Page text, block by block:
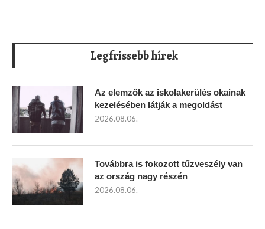
Legfrissebb hírek
Az elemzők az iskolakerülés okainak
kezelésében látják a megoldást
2026.08.06.
Továbbra is fokozott tűzveszély van
az ország nagy részén
2026.08.06.